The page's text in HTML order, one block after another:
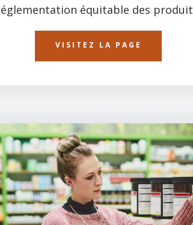
équitable des
VISITEZ LA PAGE